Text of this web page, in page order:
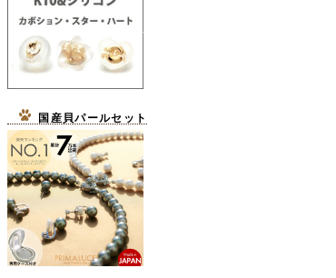
国産貝パールセット